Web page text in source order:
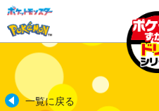
一覧に戻る